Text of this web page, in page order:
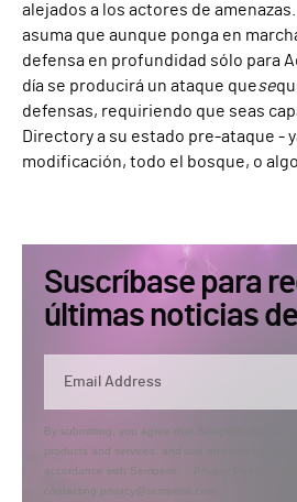
alejados a los actores de
asuma que aunque ponga en
defensa en profundidad sólo para
día se producirá un ataque quese
defensas, requiriendo que seas
Directory a su estado pre-ataque -
modificación, todo el bosque, o
Suscríbase para
últimas noticias
By submitting, you agree that Semperis may
products and services, and use and process your
accordance with Semperis’
contacting privacy@semperis.com.